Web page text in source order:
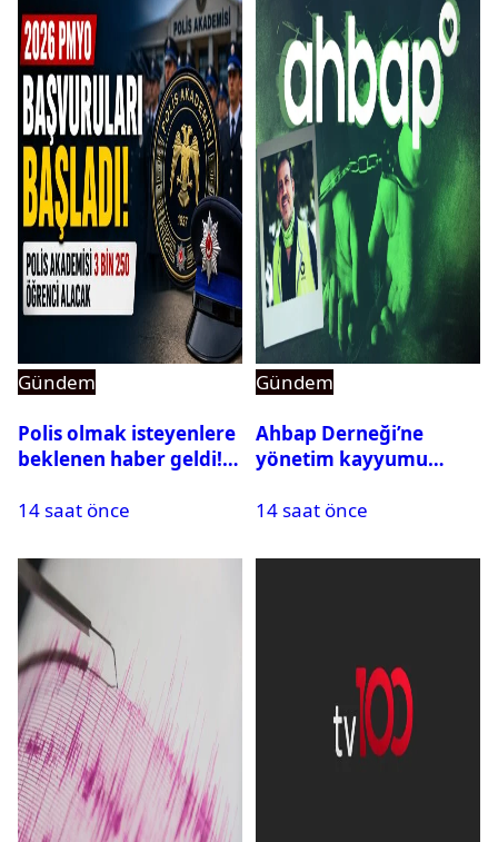
Gündem
Polis olmak isteyenlere
beklenen haber geldi!
14 saat önce
Gündem
Ahbap Derneği’ne
yönetim kayyumu
açıldı
14 saat önce